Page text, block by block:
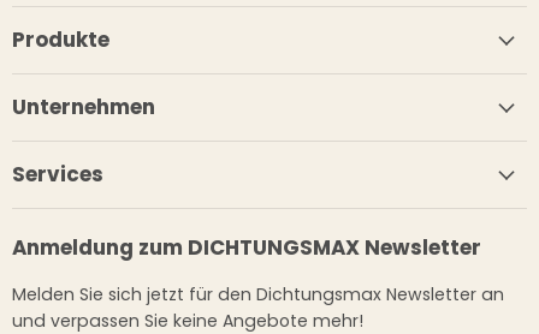
Produkte
Unternehmen
Services
Anmeldung zum DICHTUNGSMAX Newsletter
Melden Sie sich jetzt für den Dichtungsmax Newsletter an
und verpassen Sie keine Angebote mehr!